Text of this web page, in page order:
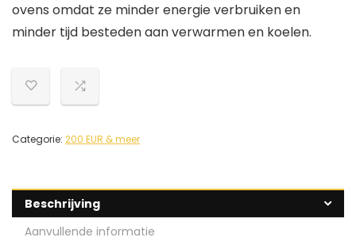
ovens omdat ze minder energie verbruiken en
minder tijd besteden aan verwarmen en koelen.
Categorie: 200 EUR & meer
Beschrijving
Aanvullende informatie